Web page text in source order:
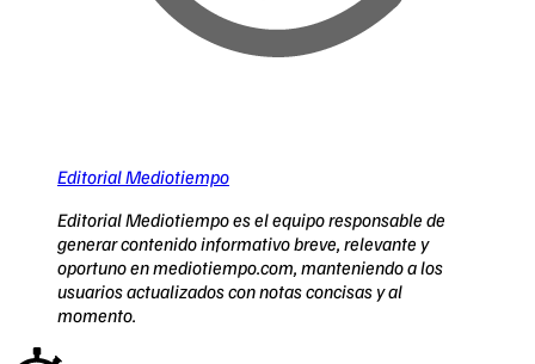
Editorial Mediotiempo
Editorial Mediotiempo es el equipo responsable de
generar contenido informativo breve, relevante y
oportuno en mediotiempo.com, manteniendo a los
usuarios actualizados con notas concisas y al
momento.